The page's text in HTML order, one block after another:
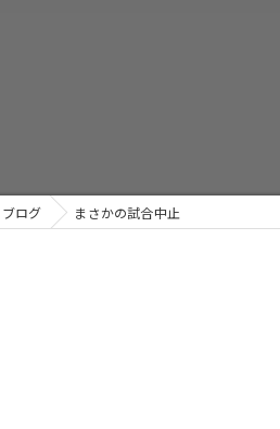
ブログ まさかの試合中止